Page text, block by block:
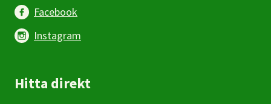
Facebook
Instagram
Hitta direkt